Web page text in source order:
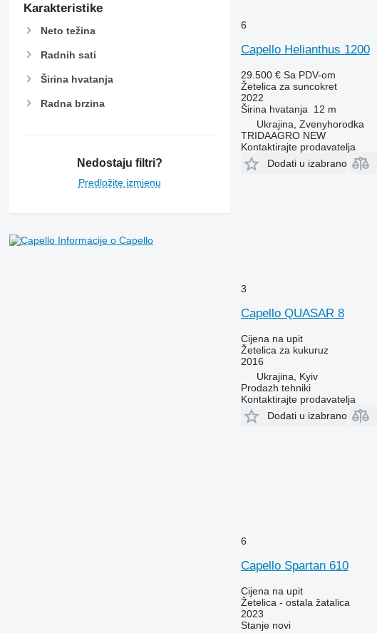
Karakteristike
Neto težina
Radnih sati
Širina hvatanja
Radna brzina
Nedostaju filtri?
Predložite izmjenu
Informacije o Capello
6
Capello Helianthus 1200
29.500 € Sa PDV-om
Žetelica za suncokret
2022
Širina hvatanja
12 m
Ukrajina, Zvenyhorodka
TRIDAAGRO NEW
Kontaktirajte prodavatelja
Dodati u izabrano
3
Capello QUASAR 8
Cijena na upit
Žetelica za kukuruz
2016
Ukrajina, Kyiv
Prodazh tehniki
Kontaktirajte prodavatelja
Dodati u izabrano
6
Capello Spartan 610
Cijena na upit
Žetelica - ostala žatalica
2023
Stanjenovi